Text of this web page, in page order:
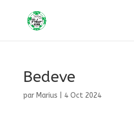
Bedeve
par Marius 4 Oct 2024